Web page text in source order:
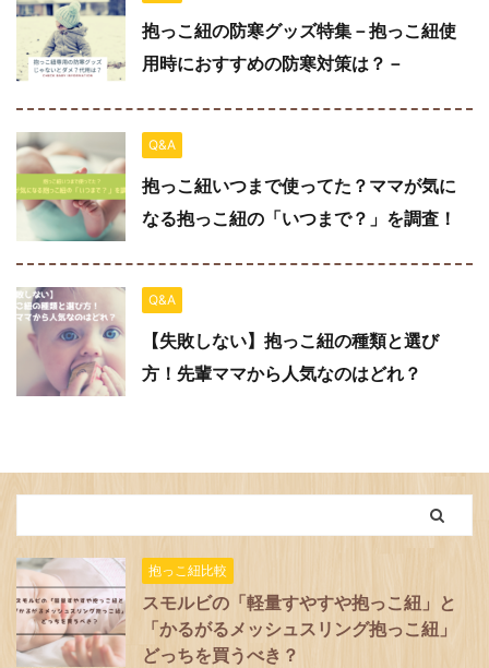
抱っこ紐の防寒グッズ特集－抱っこ紐使
用時におすすめの防寒対策は？－
Q&A
抱っこ紐いつまで使ってた？ママが気に
なる抱っこ紐の「いつまで？」を調査！
Q&A
【失敗しない】抱っこ紐の種類と選び
方！先輩ママから人気なのはどれ？
抱っこ紐比較
スモルビの「軽量すやすや抱っこ紐」と
「かるがるメッシュスリング抱っこ紐」
どっちを買うべき？